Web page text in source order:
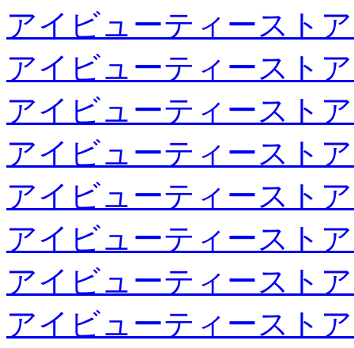
アイビューティースト
アイビューティースト
アイビューティースト
アイビューティースト
アイビューティースト
アイビューティースト
アイビューティースト
アイビューティースト